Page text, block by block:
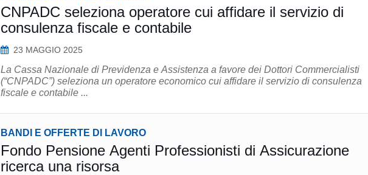
CNPADC seleziona operatore cui affidare il servizio di
consulenza fiscale e contabile
23 MAGGIO 2025
La Cassa Nazionale di Previdenza e Assistenza a favore dei Dottori Commercialisti
(“CNPADC”) seleziona un operatore economico cui affidare il servizio di consulenza
fiscale e contabile ...
BANDI E OFFERTE DI LAVORO
Fondo Pensione Agenti Professionisti di Assicurazione
ricerca una risorsa